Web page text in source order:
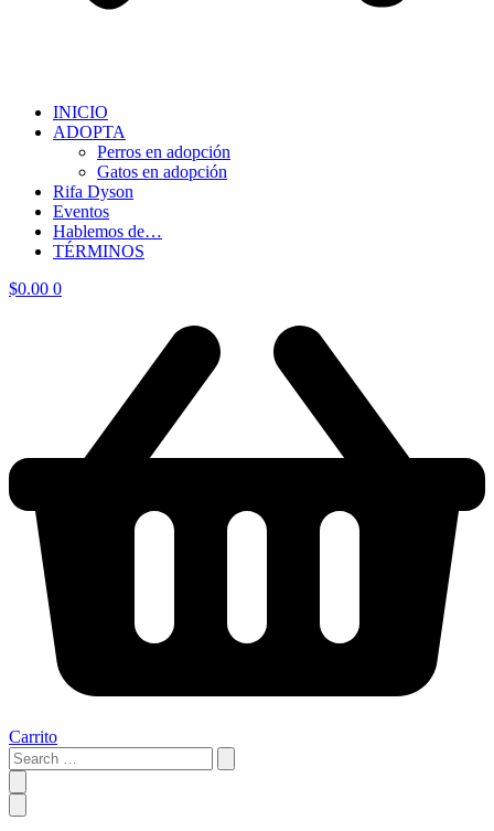
INICIO
ADOPTA
Perros en adopción
Gatos en adopción
Rifa Dyson
Eventos
Hablemos de…
TÉRMINOS
$0.00 0
Carrito
Search
…